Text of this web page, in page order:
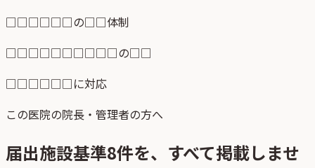
□□□□□□の□□体制
□□□□□□□□□□の□□
□□□□□□に対応
この医院の院長・管理者の方へ
届出施設基準8件を、すべて掲載しませ